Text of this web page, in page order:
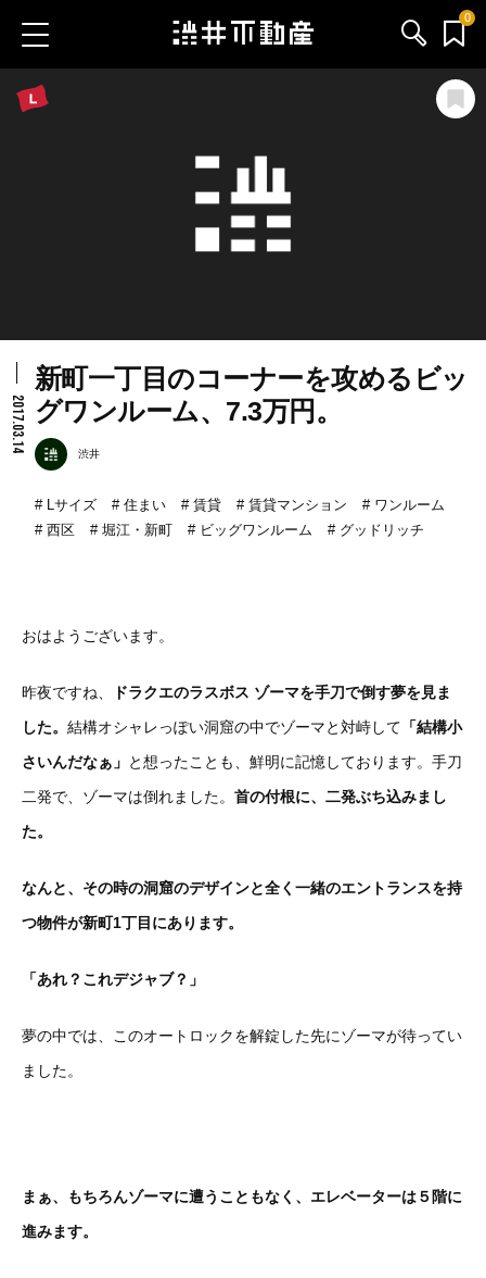
0
会社情報
2017.03.14
新町一丁目のコーナーを攻めるビッ
グワンルーム、7.3万円。
渋井
Lサイズ 住まい 賃貸 賃貸マンション
ワンルーム
西区
堀江・新町 ビッグワンルーム グッドリッチ
おはようございます。
昨夜ですね、
ドラクエのラスボス ゾーマを手刀で倒す夢を見ま
した。 結構オシャレっぽい洞窟の中でゾーマと対峙して 「結構小
さいんだなぁ」 と想ったことも、鮮明に記憶しております。手刀
二発で、ゾーマは倒れました。 首の付根に、二発ぶち込みまし
た。
なんと、その時の洞窟のデザインと全く一緒のエントランスを持
つ物件が新町1丁目にあります。
「あれ？これデジャブ？」
夢の中では、このオートロックを解錠した先にゾーマが待ってい
ました。
まぁ、もちろんゾーマに遭うこともなく、エレベーターは５階に
進みます。